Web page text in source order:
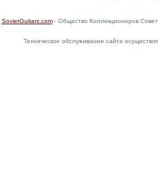
SovietGuitars.com- Общество Коллекционеров
Техническое обслуживание сайта